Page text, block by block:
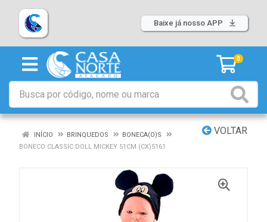
Baixe já nosso APP
0
VOLTAR
INÍCIO BRINQUEDOS
BONECA(O)S
BONECO CLASSIC DOLL MICKEY 51CM (CX)5161